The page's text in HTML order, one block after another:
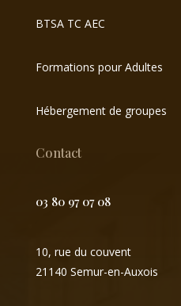
BTSA TC AEC
Formations pour Adultes
Hébergement de groupes
Contact
03 80 97 07 08
10, rue du couvent
21140 Semur-en-Auxois